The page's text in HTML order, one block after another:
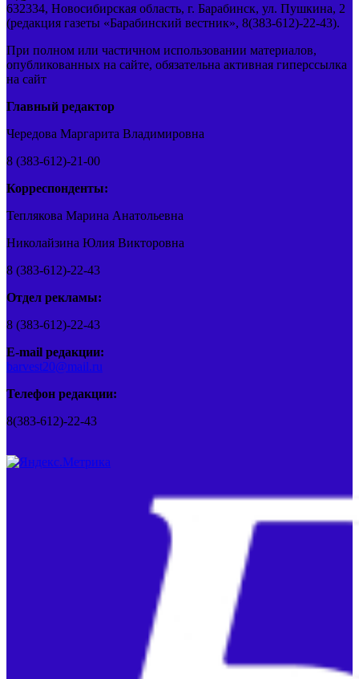
632334, Новосибирская область, г. Барабинск, ул. Пушкина, 2
(редакция газеты «Барабинский вестник», 8(383-612)-22-43).
При полном или частичном использовании материалов,
опубликованных на сайте, обязательна активная гиперссылка
на сайт
Главный редактор
Чередова Маргарита Владимировна
8 (383-612)-21-00
Корреспонденты:
Теплякова Марина Анатольевна
Николайзина Юлия Викторовна
8 (383-612)-22-43
Отдел рекламы:
8 (383-612)-22-43
E-mail редакции:
barvest20@mail.ru
Телефон редакции:
8(383-612)-22-43